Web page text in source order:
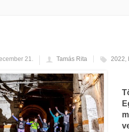
21. Tamás Rita 2022,